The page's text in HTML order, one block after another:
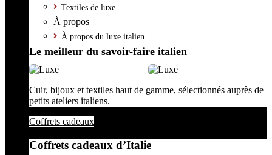
Textiles de luxe
À propos
À propos du luxe italien
Le meilleur du savoir-faire italien
Cuir, bijoux et textiles haut de gamme, sélectionnés auprès de
petits ateliers italiens.
Coffrets cadeaux
Coffrets cadeaux d’Italie